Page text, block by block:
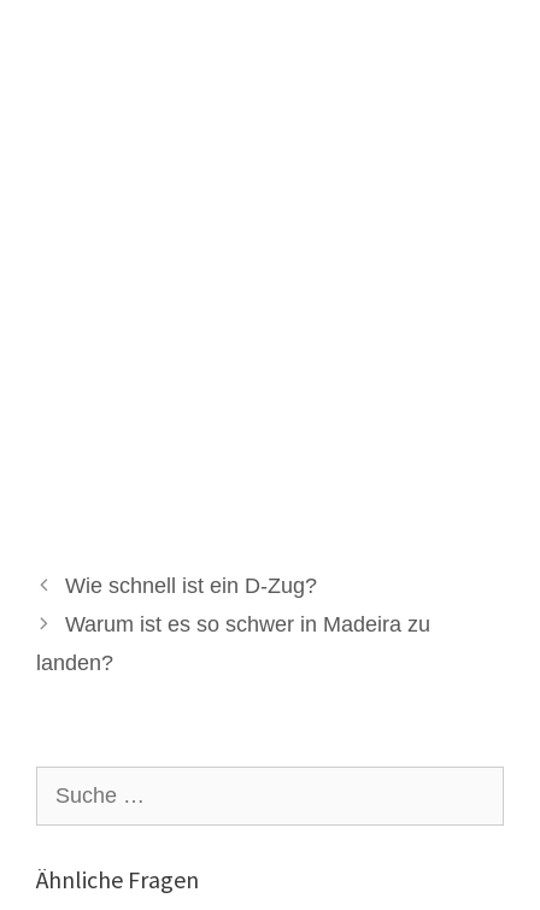
Wie schnell ist ein D-Zug?
Warum ist es so schwer in Madeira zu
landen?
nach:
Ähnliche Fragen